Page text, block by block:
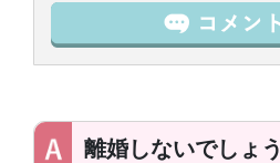
離婚しないでしょう